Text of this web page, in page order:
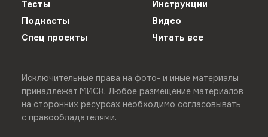
Тесты
Инструкции
Подкасты
Видео
Спец проекты
Читать все
Исключительные права на фото- и иные материалы
принадлежат МИСК. Любое размещение материалов
на сторонних ресурсах необходимо согласовывать
с правообладателями.